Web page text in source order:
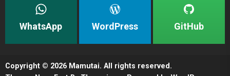
WhatsApp WordPress GitHub
Copyright © 2026 Mamutai. All rights reserved.